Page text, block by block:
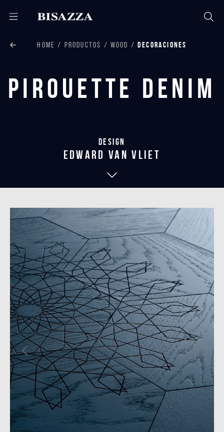
HOME PRODUCTOS WOOD DECORACIONES
Pirouette Denim
Design
edward van vliet